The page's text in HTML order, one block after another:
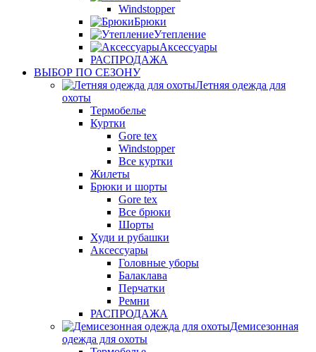
Windstopper
Брюки
Утепление
Аксессуары
РАСПРОДАЖА
ВЫБОР ПО СЕЗОНУ
Летняя одежда для
охоты
Термобелье
Куртки
Gore tex
Windstopper
Все куртки
Жилеты
Брюки и шорты
Gore tex
Все брюки
Шорты
Худи и рубашки
Аксессуары
Головные уборы
Балаклава
Перчатки
Ремни
РАСПРОДАЖА
Демисезонная
одежда для охоты